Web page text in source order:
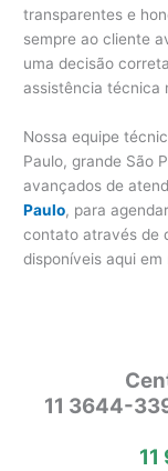
transparentes e
sempre ao cliente
uma decisão
assistência técnica
Nossa equipe
Paulo, grande São
avançados de
Paulo, para
contato através de
disponíveis aqui em
11 3644-